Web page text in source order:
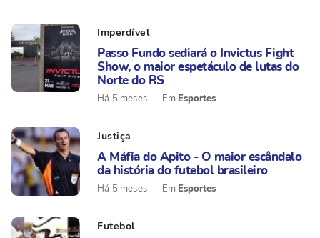
Imperdível
Passo Fundo sediará o Invictus Fight
Show, o maior espetáculo de lutas do
Norte do RS
Há 5 meses Esportes
Justiça
A Máfia do Apito - O maior escândalo
da história do futebol brasileiro
Há 5 meses Esportes
Futebol